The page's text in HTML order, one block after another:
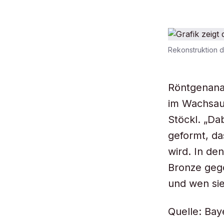
Rekonstruktion
im
Stöckl.
geformt,
wird. In
Bronze
und wen
Quelle: